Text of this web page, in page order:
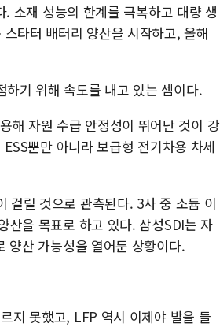
소재 성능의 한계를 극복하고 대량 생
타터 배터리 양산을 시작하고, 올해
기 위해 속도를 내고 있는 셈이다.
해 자원 수급 안정성이 뛰어난 것이 강
뿐만 아니라 보급형 전기차용 차세
걸릴 것으로 관측된다. 3사 중 소듐 이
산을 목표로 하고 있다. 삼성SDI는 자
양산 가능성을 열어둔 상황이다.
지 못했고, LFP 역시 이제야 발을 들